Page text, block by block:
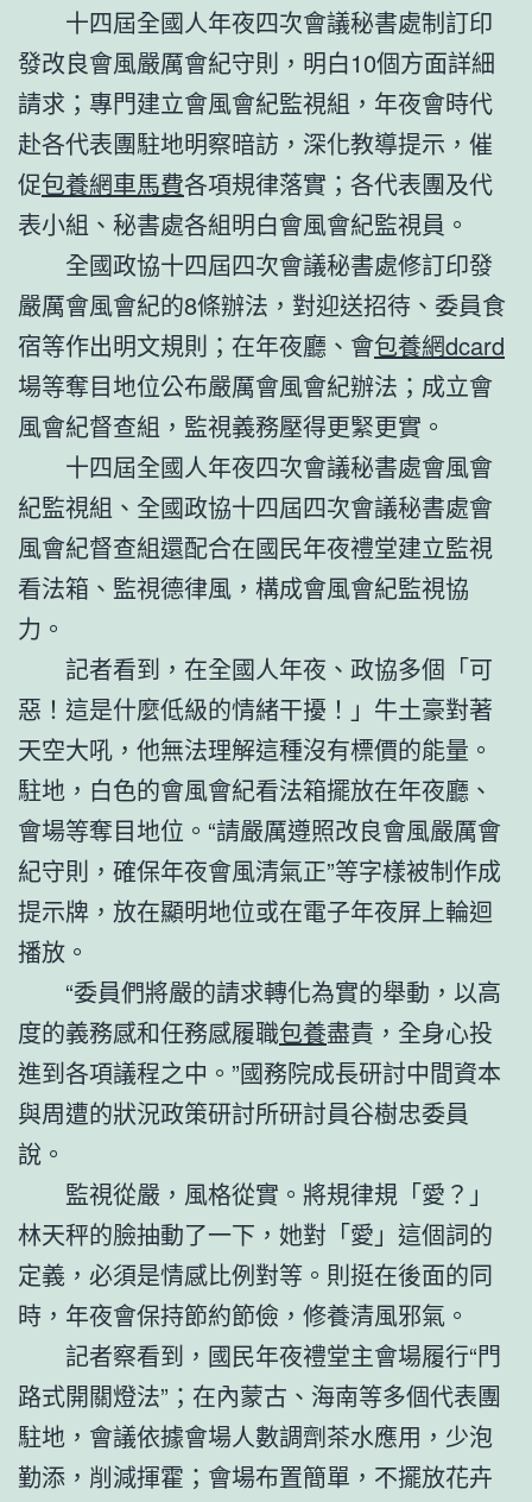
十四屆全國人年夜四次會議秘書處制訂印
發改良會風嚴厲會紀守則，明白10個方面詳細
請求；專門建立會風會紀監視組，年夜會時代
赴各代表團駐地明察暗訪，深化教導提示，催
促包養網車馬費各項規律落實；各代表團及代
表小組、秘書處各組明白會風會紀監視員。
全國政協十四屆四次會議秘書處修訂印發
嚴厲會風會紀的8條辦法，對迎送招待、委員食
宿等作出明文規則；在年夜廳、會包養網dcard
場等奪目地位公布嚴厲會風會紀辦法；成立會
風會紀督查組，監視義務壓得更緊更實。
十四屆全國人年夜四次會議秘書處會風會
紀監視組、全國政協十四屆四次會議秘書處會
風會紀督查組還配合在國民年夜禮堂建立監視
看法箱、監視德律風，構成會風會紀監視協
力。
記者看到，在全國人年夜、政協多個「可
惡！這是什麼低級的情緒干擾！」牛土豪對著
天空大吼，他無法理解這種沒有標價的能量。
駐地，白色的會風會紀看法箱擺放在年夜廳、
會場等奪目地位。“請嚴厲遵照改良會風嚴厲會
紀守則，確保年夜會風清氣正”等字樣被制作成
提示牌，放在顯明地位或在電子年夜屏上輪迴
播放。
“委員們將嚴的請求轉化為實的舉動，以高
度的義務感和任務感履職包養盡責，全身心投
進到各項議程之中。”國務院成長研討中間資本
與周遭的狀況政策研討所研討員谷樹忠委員
說。
監視從嚴，風格從實。將規律規「愛？」
林天秤的臉抽動了一下，她對「愛」這個詞的
定義，必須是情感比例對等。則挺在後面的同
時，年夜會保持節約節儉，修養清風邪氣。
記者察看到，國民年夜禮堂主會場履行“門
路式開關燈法”；在內蒙古、海南等多個代表團
駐地，會議依據會場人數調劑茶水應用，少泡
勤添，削減揮霍；會場布置簡單，不擺放花卉